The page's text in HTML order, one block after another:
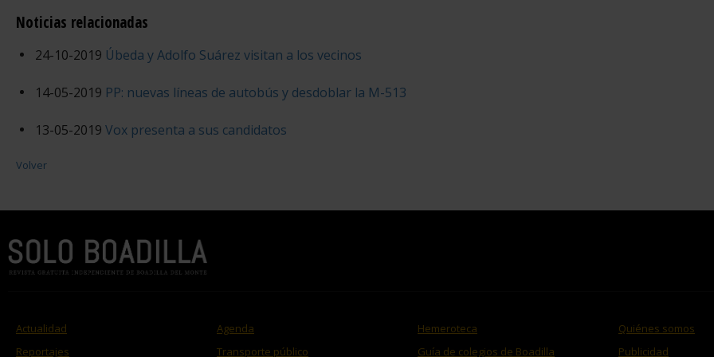
Noticias relacionadas
24-10-2019 Úbeda y Adolfo Suárez visitan a los vecinos
14-05-2019 PP: nuevas líneas de autobús y desdoblar la M-513
13-05-2019 Vox presenta a sus candidatos
Volver
Actualidad
Reportajes
Agenda
Transporte público
Hemeroteca
Guía de colegios de Boadilla
Quiénes somos
Publicidad